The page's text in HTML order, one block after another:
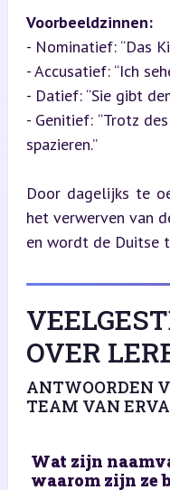
Voorbeeldzinnen:
- Nominatief: “Das
- Accusatief: “Ich
- Datief: “Sie gibt
- Genitief: “Trotz
spazieren.”
Door dagelijks te
het verwerven van
en wordt de Duitse
OVER
ANTWOORDEN
TEAM VAN
Wat zijn
waarom zijn ze